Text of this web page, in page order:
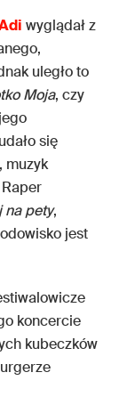
wyglądał z
uległo to
Moja, czy
udało się
muzyk
na pety,
jest
koncercie
kubeczków